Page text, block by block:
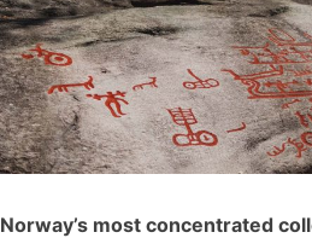
Norway’s most concentrated